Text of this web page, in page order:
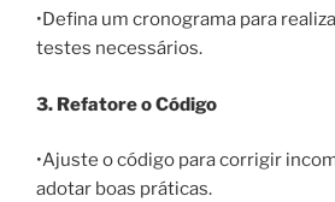
•Defina um cronograma para
testes necessários.
3. Refatore o Código
•Ajuste o código para corrigir
adotar boas práticas.